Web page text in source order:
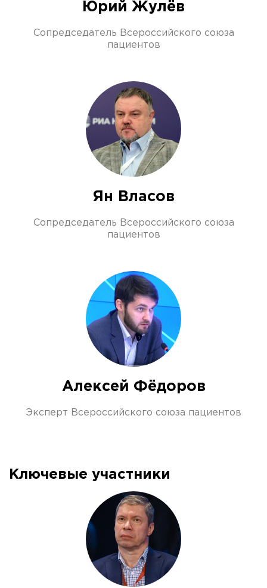
Юрий Жулёв
Сопредседатель Всероссийского союза
пациентов
Ян Власов
Сопредседатель Всероссийского союза
пациентов
Алексей Фёдоров
Эксперт Всероссийского союза пациентов
Ключевые участники